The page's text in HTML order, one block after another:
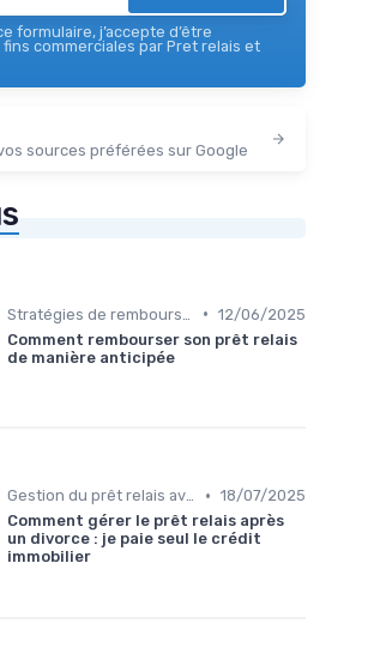
formulaire, j’accepte d’être
commerciales par Pret relais et
sources préférées sur Google
• 12/06/2025
Comment rembourser son prêt relais
de manière anticipée
Gestion du prêt relais avec d'autres prêts • 18/07/2025
Comment gérer le prêt relais après
un divorce : je paie seul le crédit
immobilier